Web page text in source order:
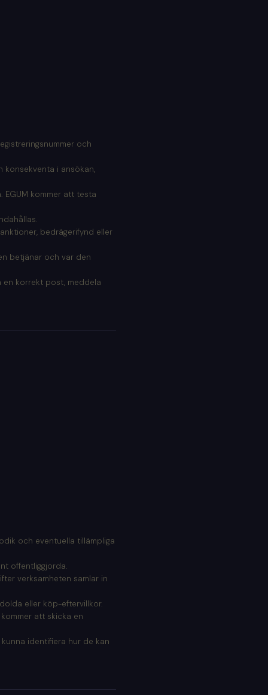
och
i ansökan,
kommer att testa
bedrägerifynd eller
betjänar och var den
en korrekt post, meddela
och eventuella tillämpliga
offentliggjorda.
verksamheten samlar in
eller köp-eftervillkor.
att skicka en
identifiera hur de kan